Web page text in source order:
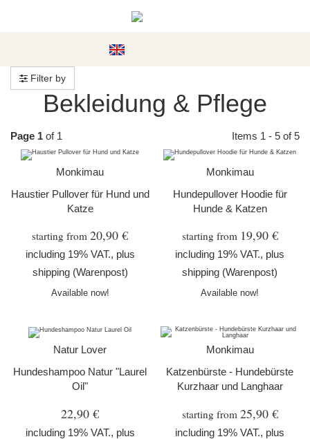
Filter by
Bekleidung & Pflege
Page 1 of 1 Items 1 - 5 of 5
Monkimau
Haustier Pullover für Hund und
Katze
starting from20,90 €
including 19% VAT., plus
shipping (Warenpost)
Available now!
Monkimau
Hundepullover Hoodie für
Hunde & Katzen
starting from 19,90 €
including 19% VAT., plus
shipping (Warenpost)
Available now!
Natur Lover
Hundeshampoo Natur "Laurel
Oil"
22,90 €
including 19% VAT., plus
Monkimau
Katzenbürste - Hundebürste
Kurzhaar und Langhaar
starting from 25,90 €
including 19% VAT., plus